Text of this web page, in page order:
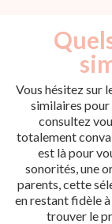
Vous hésitez sur
similaires pour
consultez
totalement
est là pour
sonorités, une
parents, cette
en restant fidèle
trouver le